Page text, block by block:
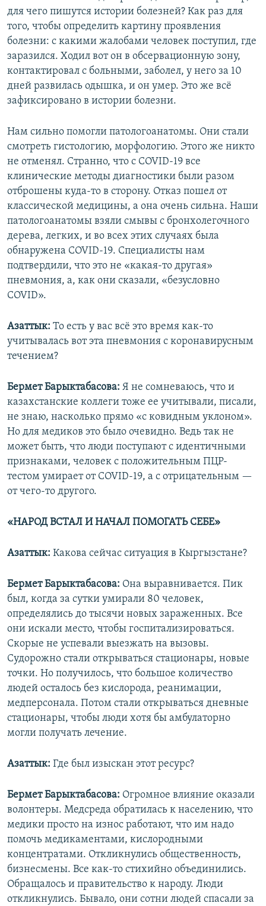
для чего пишутся истории болезней? Как раз для
того, чтобы определить картину проявления
болезни: с какими жалобами человек поступил, где
заразился. Ходил вот он в обсервационную зону,
контактировал с больными, заболел, у него за 10
дней развилась одышка, и он умер. Это же всё
зафиксировано в истории болезни.
Нам сильно помогли патологоанатомы. Они стали
смотреть гистологию, морфологию. Этого же никто
не отменял. Странно, что с COVID-19 все
клинические методы диагностики были разом
отброшены куда-то в сторону. Отказ пошел от
классической медицины, а она очень сильна. Наши
патологоанатомы взяли смывы с бронхолегочного
дерева, легких, и во всех этих случаях была
обнаружена COVID-19. Специалисты нам
подтвердили, что это не «какая-то другая»
пневмония, а, как они сказали, «безусловно
COVID».
Азаттык: То есть у вас всё это время как-то
учитывалась вот эта пневмония с коронавирусным
течением?
Бермет Барыктабасова: Я не сомневаюсь, что и
казахстанские коллеги тоже ее учитывали, писали,
не знаю, насколько прямо «с ковидным уклоном».
Но для медиков это было очевидно. Ведь так не
может быть, что люди поступают с идентичными
признаками, человек с положительным ПЦР-
тестом умирает от COVID-19, а с отрицательным —
от чего-то другого.
«НАРОД ВСТАЛ И НАЧАЛ ПОМОГАТЬ СЕБЕ»
Азаттык: Какова сейчас ситуация в Кыргызстане?
Бермет Барыктабасова: Она выравнивается. Пик
был, когда за сутки умирали 80 человек,
определялись до тысячи новых зараженных. Все
они искали место, чтобы госпитализироваться.
Скорые не успевали выезжать на вызовы.
Судорожно стали открываться стационары, новые
точки. Но получилось, что большое количество
людей осталось без кислорода, реанимации,
медперсонала. Потом стали открываться дневные
стационары, чтобы люди хотя бы амбулаторно
могли получать лечение.
Азаттык: Где был изыскан этот ресурс?
Бермет Барыктабасова: Огромное влияние оказали
волонтеры. Медсреда обратилась к населению, что
медики просто на износ работают, что им надо
помочь медикаментами, кислородными
концентратами. Откликнулись общественность,
бизнесмены. Все как-то стихийно объединились.
Обращалось и правительство к народу. Люди
откликнулись. Бывало, они сотни людей спасали за